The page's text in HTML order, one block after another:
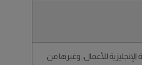
الإنجليزية للأعمال، وغيرها من